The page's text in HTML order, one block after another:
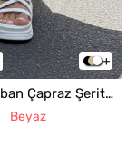
Yüksek Taban Çapraz Şeritli Kadın Sandalet
Beyaz